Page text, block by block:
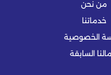
من نحن
خدماتنا
الخصوصية
السابقة